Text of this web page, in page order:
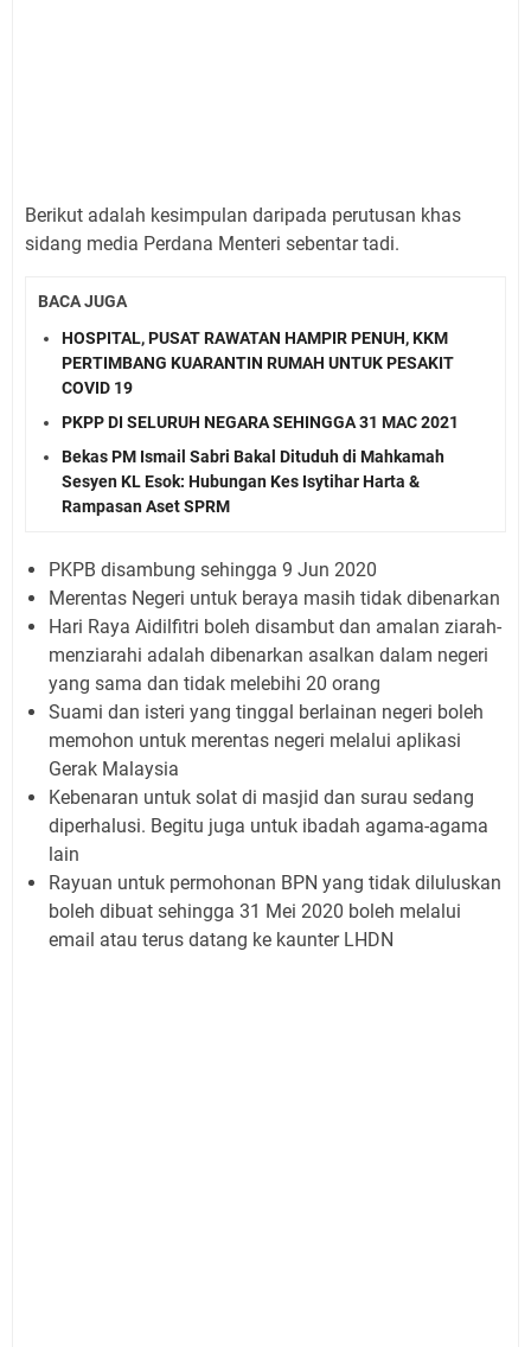
Berikut adalah kesimpulan daripada perutusan khas
sidang media Perdana Menteri sebentar tadi.
BACA JUGA
HOSPITAL, PUSAT RAWATAN HAMPIR PENUH, KKM
PERTIMBANG KUARANTIN RUMAH UNTUK PESAKIT
COVID 19
PKPP DI SELURUH NEGARA SEHINGGA 31 MAC 2021
Bekas PM Ismail Sabri Bakal Dituduh di Mahkamah
Sesyen KL Esok: Hubungan Kes Isytihar Harta &
Rampasan Aset SPRM
PKPB disambung sehingga 9 Jun 2020
Merentas Negeri untuk beraya masih tidak dibenarkan
Hari Raya Aidilfitri boleh disambut dan amalan ziarah-
menziarahi adalah dibenarkan asalkan dalam negeri
yang sama dan tidak melebihi 20 orang
Suami dan isteri yang tinggal berlainan negeri boleh
memohon untuk merentas negeri melalui aplikasi
Gerak Malaysia
Kebenaran untuk solat di masjid dan surau sedang
diperhalusi. Begitu juga untuk ibadah agama-agama
lain
Rayuan untuk permohonan BPN yang tidak diluluskan
boleh dibuat sehingga 31 Mei 2020 boleh melalui
email atau terus datang ke kaunter LHDN